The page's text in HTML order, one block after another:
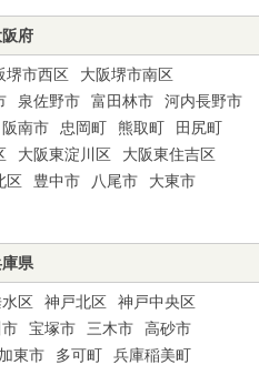
阪府
堺市西区
大阪堺市南区
泉佐野市 富田林市
河内長野市
阪南市 忠岡町 熊取町
田尻町
大阪東淀川区
大阪東住吉区
区 豊中市 八尾市
大東市
県
区 神戸北区
神戸中央区
宝塚市 三木市
高砂市
加東市 多可町
兵庫稲美町